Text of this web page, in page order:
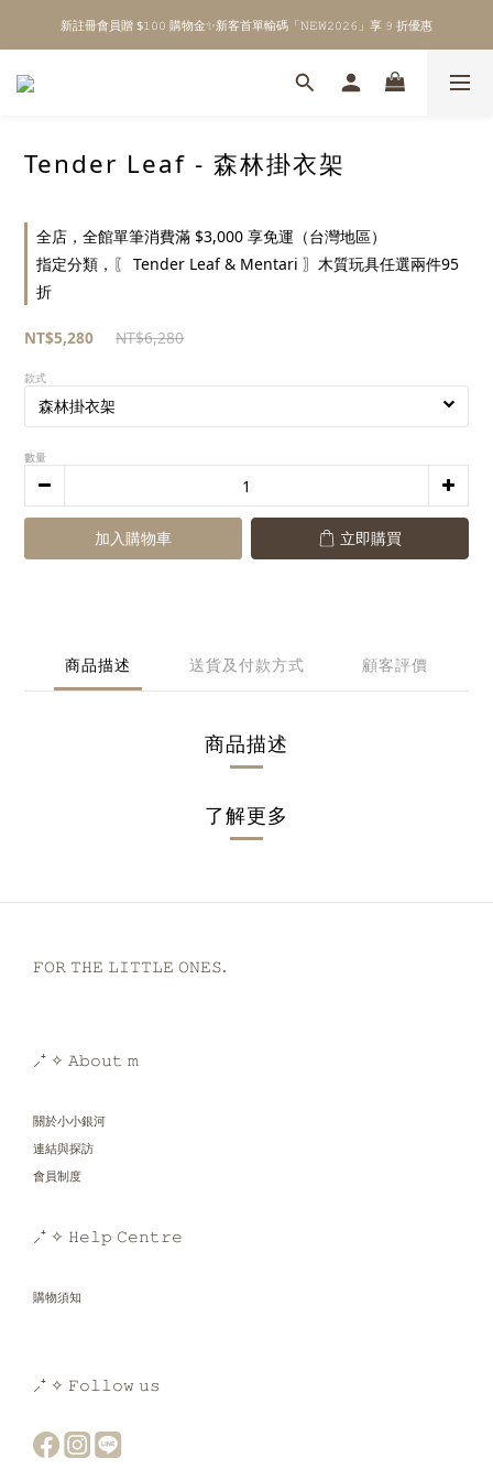
\ Welcome to 𝙻𝚒𝚝𝚝𝚕𝚎 𝙼𝚒𝚕𝚔𝚢 𝚆𝚊𝚢  ✨ For the Little Ones. /
新註冊會員贈 $𝟷𝟶𝟶 購物金✨新客首單輸碼「𝙽𝙴𝚆𝟸𝟶𝟸𝟼」享 𝟿 折優惠
全館單筆消費滿 $𝟹𝟶𝟶𝟶 即享免運 ⸝⁺ ✧ 台灣地區限定
Tender Leaf - 森林掛衣架
全店，全館單筆消費滿 $3,000 享免運（台灣地區）
指定分類，〖 Tender Leaf & Mentari 〗木質玩具任選兩件95
折
NT$6,280
NT$5,280
款式
數量
加入購物車 立即購買
商品描述 送貨及付款方式 顧客評價
商品描述
了解更多
𝙵𝙾𝚁 𝚃𝙷𝙴 𝙻𝙸𝚃𝚃𝙻𝙴 𝙾𝙽𝙴𝚂.
⸝⁺ ✧ 𝙰𝚋𝚘𝚞𝚝 𝚖
關於小小銀河
連結與探訪
會員制度
⸝⁺ ✧ 𝙷𝚎𝚕𝚙 𝙲𝚎𝚗𝚝𝚛𝚎
購物須知
⸝⁺ ✧ 𝙵𝚘𝚕𝚕𝚘𝚠 𝚞𝚜